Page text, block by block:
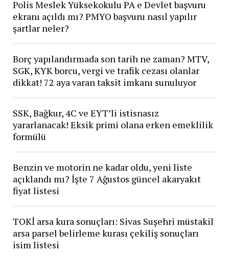
Polis Meslek Yüksekokulu PA e Devlet başvuru
ekranı açıldı mı? PMYO başvuru nasıl yapılır
şartlar neler?
Borç yapılandırmada son tarih ne zaman? MTV,
SGK, KYK borcu, vergi ve trafik cezası olanlar
dikkat! 72 aya varan taksit imkanı sunuluyor
SSK, Bağkur, 4C ve EYT’li istisnasız
yararlanacak! Eksik primi olana erken emeklilik
formülü
Benzin ve motorin ne kadar oldu, yeni liste
açıklandı mı? İşte 7 Ağustos güncel akaryakıt
fiyat listesi
TOKİ arsa kura sonuçları: Sivas Suşehri müstakil
arsa parsel belirleme kurası çekiliş sonuçları
isim listesi